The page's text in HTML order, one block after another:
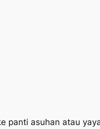
panti asuhan atau